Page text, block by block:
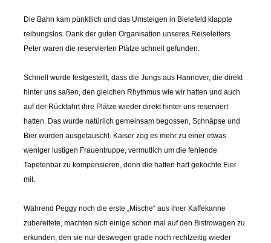
Die Bahn kam pünktlich und das Umsteigen in Bielefeld klappte
reibungslos. Dank der guten Organisation unseres Reiseleiters
Peter waren die reservierten Plätze schnell gefunden.
Schnell wurde festgestellt, dass die Jungs aus Hannover, die direkt
hinter uns saßen, den gleichen Rhythmus wie wir hatten und auch
auf der Rückfahrt ihre Plätze wieder direkt hinter uns reserviert
hatten. Das wurde natürlich gemeinsam begossen, Schnäpse und
Bier wurden ausgetauscht. Kaiser zog es mehr zu einer etwas
weniger lustigen Frauentruppe, vermutlich um die fehlende
Tapetenbar zu kompensieren, denn die hatten hart gekochte Eier
mit.
Während Peggy noch die erste „Mische“ aus ihrer Kaffekanne
zubereitete, machten sich einige schon mal auf den Bistrowagen zu
erkunden, den sie nur deswegen grade noch rechtzeitig wieder